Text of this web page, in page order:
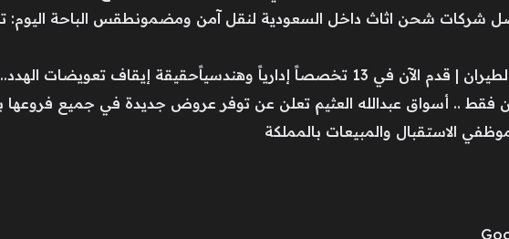
شركات شحن اثاث داخل السعودية لنقل آمن ومضمونطقس الباحة اليوم:
وظائف الشركة السعودية لهندسة وصناعة الطيران | قدم الآن في 13 تخصصاً إدارياً وهندسياًحقيقة
فقط .. أسواق عبدالله العثيم تعلن عن توفر عروض جديدة في جميع فروعها
الاستقبال والمبيعات بالمملكة